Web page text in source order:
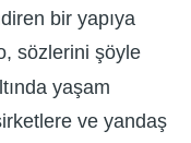
bir yapıya
sözlerini şöyle
yaşam
ve yandaş